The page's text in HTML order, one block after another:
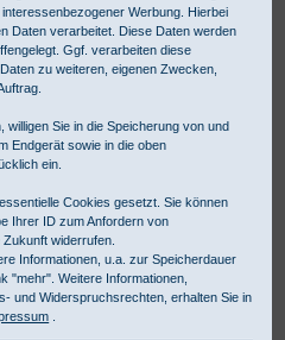
Werbung. Hierbei
Daten verarbeitet. Diese Daten werden
Ggf. verarbeiten diese
zu weiteren, eigenen Zwecken,
Sie in die Speicherung von und
Endgerät sowie in die oben
ein.
Cookies gesetzt. Sie können
Ihrer ID zum Anfordern von
widerrufen.
Informationen, u.a. zur Speicherdauer
"mehr". Weitere Informationen,
und Widerspruchsrechten, erhalten Sie in